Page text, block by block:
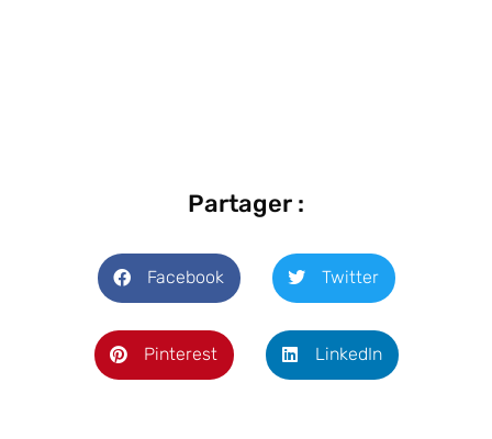
Partager :
Facebook Twitter
Pinterest LinkedIn